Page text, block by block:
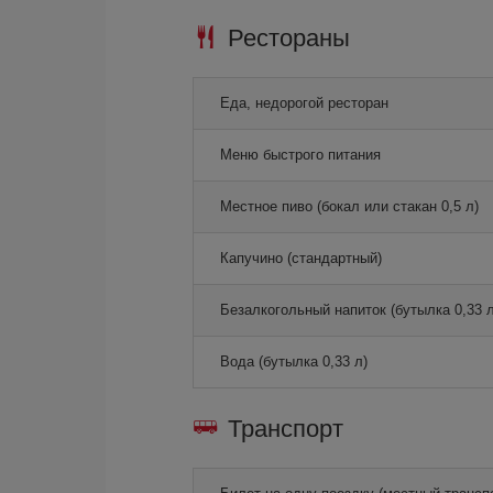
Рестораны
Еда, недорогой ресторан
Меню быстрого питания
Местное пиво (бокал или стакан 0,5 л)
Капучино (стандартный)
Безалкогольный напиток (бутылка 0,33
Вода (бутылка 0,33 л)
Транспорт